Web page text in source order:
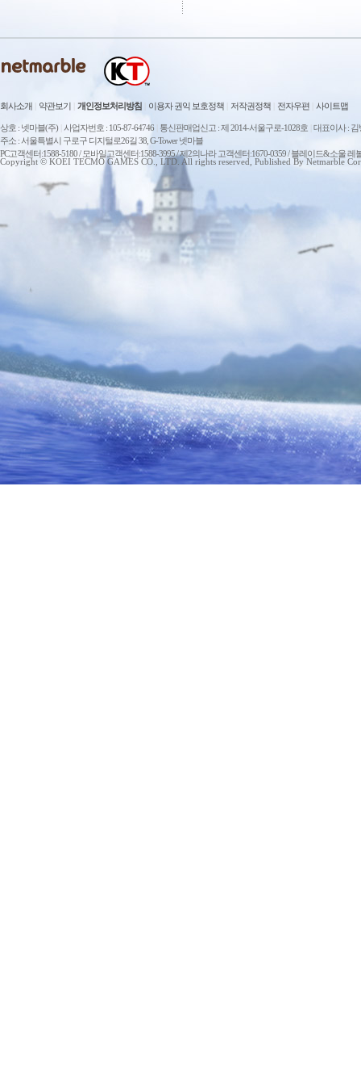
회사소개 약관보기 개인정보처리방침 이용자 권익 보호정책 저작권정책 전자우편 사이트맵
상호 : 넷마블(주) 사업자번호 : 105-87-64746 통신판매업신고 : 제 2014-서울구로-1028호 대표이사 : 김
주소 : 서울특별시 구로구 디지털로26길 38, G-Tower 넷마블
PC고객센터:1588-5180 / 모바일고객센터:1588-3995 / 제2의나라 고객센터:1670-0359 / 블레이드&소울
Copyright © KOEI TECMO GAMES CO., LTD. All rights reserved, Published By Netmarble